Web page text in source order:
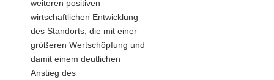
weiteren positiven
wirtschaftlichen Entwicklung
des Standorts, die mit einer
größeren Wertschöpfung und
damit einem deutlichen
Anstieg des